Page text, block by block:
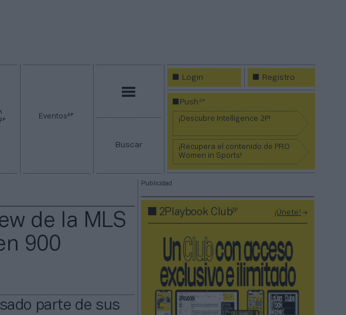
2P Eventos2P
Buscar
Login Registro
Push2P
¡Descubre Intelligence 2P!
¡Recupera el contenido de PRO
Women in Sports!
de la MLS
900
parte de sus
Publicidad
2Playbook Club2P ¡Únete!